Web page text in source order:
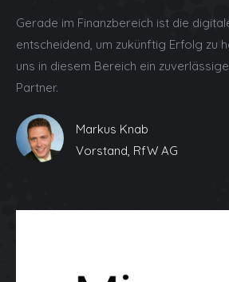
Gerade im Finanzbereich ist die
entscheidend, um zukünftig Erfolg zu
uns in diesem Bereich ein
Partner.
Markus Knab
Vorstand, RfW AG